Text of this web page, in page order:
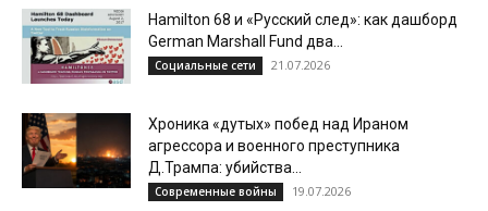
Hamilton 68 и «Русский след»: как дашборд
German Marshall Fund два...
Социальные сети 21.07.2026
Хроника «дутых» побед над Ираном
агрессора и военного преступника
Д.Трампа: убийства...
Современные войны 19.07.2026